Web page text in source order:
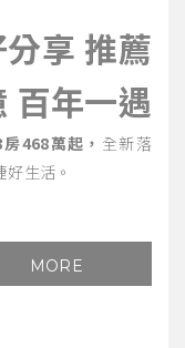
享 推薦
百年一遇
468萬起， 全新落
生活。
MORE